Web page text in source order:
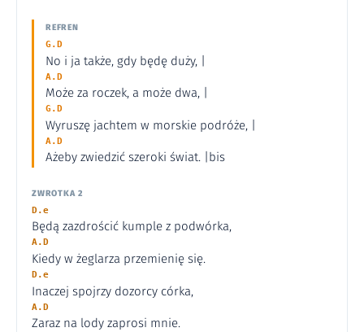
REFREN
G.D
No i ja także, gdy będę duży, |
A.D
Może za roczek, a może dwa, |
G.D
Wyruszę jachtem w morskie podróże, |
A.D
Ażeby zwiedzić szeroki świat. |bis
ZWROTKA 2
D.e
Będą zazdrościć kumple z podwórka,
A.D
Kiedy w żeglarza przemienię się.
D.e
Inaczej spojrzy dozorcy córka,
A.D
Zaraz na lody zaprosi mnie.